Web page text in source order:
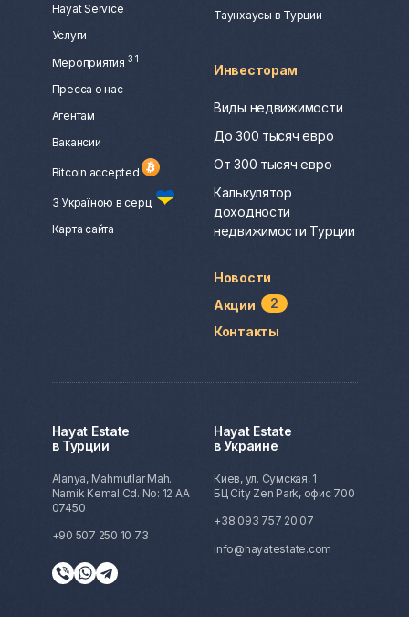
Hayat Service
Услуги
Мероприятия 3 1
Пресса о нас
Агентам
Вакансии
Bitcoin accepted
З Україною в серці
Карта сайта
Таунхаусы в Турции
Инвесторам
Виды недвижимости
До 300 тысяч евро
От 300 тысяч евро
Калькулятор
доходности
недвижимости Турции
Новости
Акции
2
Контакты
Hayat Estate
в Турции
Alanya, Mahmutlar Mah.
Namik Kemal Cd. No: 12 AA
07450
+90 507 250 10 73
Hayat Estate
в Украине
Киев, ул. Сумская, 1
БЦ City Zen Park, офис 700
+38 093 757 20 07
info@hayatestate.com